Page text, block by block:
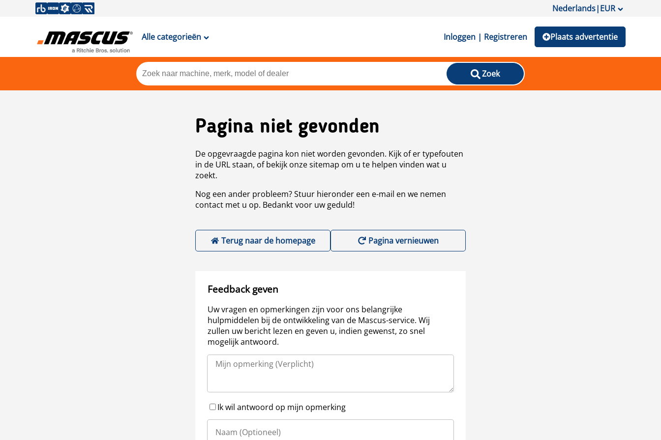
Nederlands|EUR
Alle categorieën Inloggen | Registreren Plaats advertentie
Zoek
Pagina niet gevonden
De opgevraagde pagina kon niet worden gevonden. Kijk of er typefouten
in de URL staan, of bekijk onze sitemap om u te helpen vinden wat u
zoekt.
Nog een ander probleem? Stuur hieronder een e-mail en we nemen
contact met u op. Bedankt voor uw geduld!
Terug naar de homepage Pagina vernieuwen
Feedback geven
Uw vragen en opmerkingen zijn voor ons belangrijke
hulpmiddelen bij de ontwikkeling van de Mascus-service. Wij
zullen uw bericht lezen en geven u, indien gewenst, zo snel
mogelijk antwoord.
Ik wil antwoord op mijn opmerking